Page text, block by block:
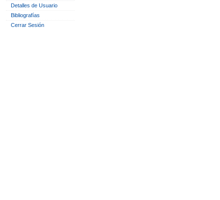
Detalles de Usuario
Bibliografías
Cerrar Sesión